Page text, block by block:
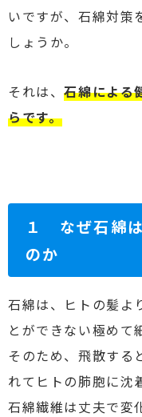
いですが、石綿対策
しょうか。
それは、石綿による
らです。
１
なぜ石綿
のか
石綿は、ヒトの髪よ
とができない極めて
そのため、飛散する
れてヒトの肺胞に沈
石綿繊維は丈夫で変